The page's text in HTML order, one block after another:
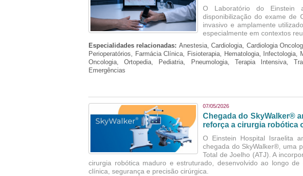
O Laboratório do Einstein
disponibilização do exame de
invasivo e amplamente
especialmente em contextos
Especialidades relacionadas: Anestesia, Cardiologia, Cardiologia
Perioperatórios, Farmácia Clínica, Fisioterapia, Hematologia, Infectologia,
Oncologia, Ortopedia, Pediatria, Pneumologia, Terapia Intensiva,
Emergências
07/05/2026
Chegada do SkyWalker®
reforça a cirurgia robótica
O Einstein Hospital Israelita
chegada do SkyWalker®, uma
Total de Joelho (ATJ). A
cirurgia robótica maduro e estruturado, desenvolvido ao longo
clínica, segurança e precisão cirúrgica.